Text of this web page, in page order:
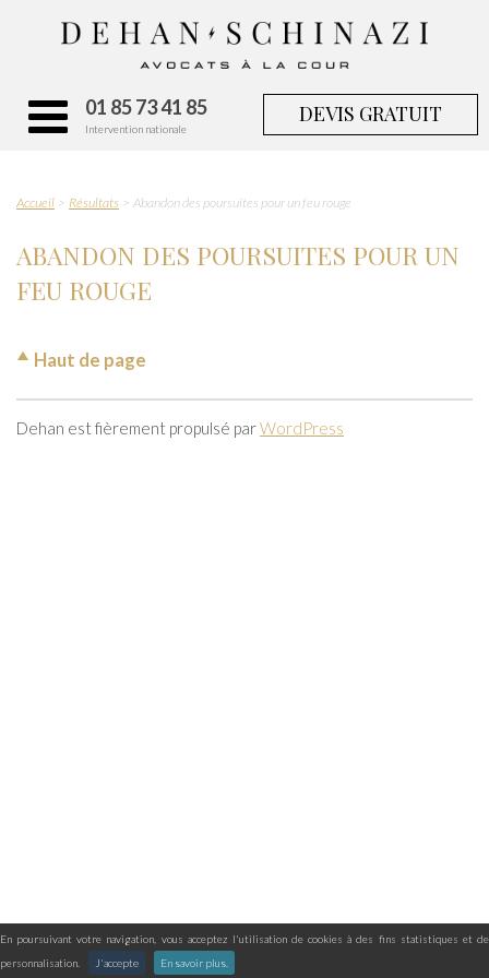
En poursuivant votre navigation, vous acceptez l'utilisation de cookies à des fins statistiques et de
personnalisation.
J'accepte En savoir plus.
01 85 73 41 85
Intervention nationale
DEVIS GRATUIT
Accueil Résultats Abandon des poursuites pour un feu rouge
ABANDON DES POURSUITES POUR UN
FEU ROUGE
Haut de page
Dehan est fièrement propulsé parWordPress